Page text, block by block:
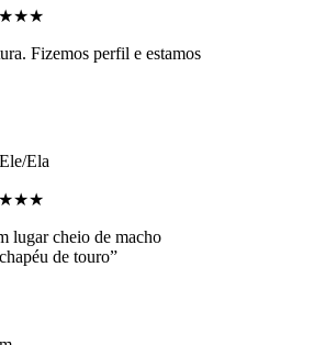
Fizemos perfil e estamos
Ela
lugar cheio de macho
de touro”